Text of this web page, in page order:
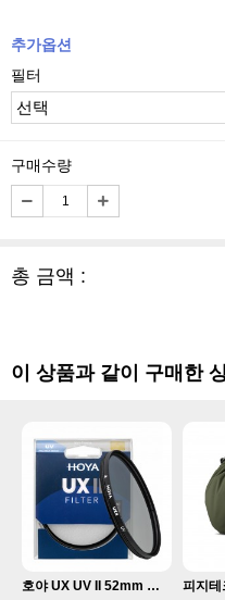
추가옵션
필터
구매수량
총 금액 :
이 상품과 같이 구매한
호야 UX UV II 52mm 렌즈필터 발수 반사방지코팅